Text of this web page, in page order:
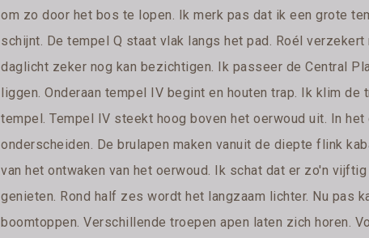
om zo door het bos te lopen. Ik merk pas dat ik een grote
schijnt. De tempel Q staat vlak langs het pad. Roél
daglicht zeker nog kan bezichtigen. Ik passeer de Central
liggen. Onderaan tempel IV begint en houten trap. Ik klim de
tempel. Tempel IV steekt hoog boven het oerwoud uit. In
onderscheiden. De brulapen maken vanuit de diepte flink
van het ontwaken van het oerwoud. Ik schat dat er zo'n
genieten. Rond half zes wordt het langzaam lichter. Nu pas
boomtoppen. Verschillende troepen apen laten zich horen.